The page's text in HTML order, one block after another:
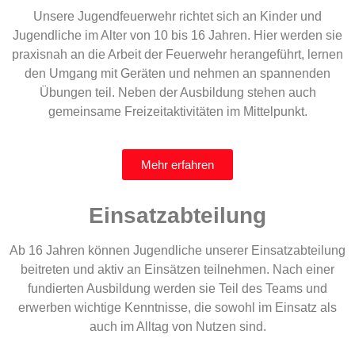
Unsere Jugendfeuerwehr richtet sich an Kinder und
Jugendliche im Alter von 10 bis 16 Jahren. Hier werden sie
praxisnah an die Arbeit der Feuerwehr herangeführt, lernen
den Umgang mit Geräten und nehmen an spannenden
Übungen teil. Neben der Ausbildung stehen auch
gemeinsame Freizeitaktivitäten im Mittelpunkt.
Mehr erfahren
Einsatzabteilung
Ab 16 Jahren können Jugendliche unserer Einsatzabteilung
beitreten und aktiv an Einsätzen teilnehmen. Nach einer
fundierten Ausbildung werden sie Teil des Teams und
erwerben wichtige Kenntnisse, die sowohl im Einsatz als
auch im Alltag von Nutzen sind.